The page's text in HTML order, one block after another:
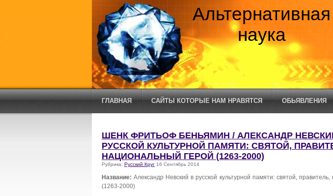
Альтернативная
наука
ГЛАВНАЯ САЙТЫ КОТОРЫЕ НАМ НРАВЯТСЯ ОБЬЯВЛЕНИЯ
ШЕНК ФРИТЬОФ БЕНЬЯМИН / АЛЕКСАНДР
РУССКОЙ КУЛЬТУРНОЙ ПАМЯТИ: СВЯТОЙ,
НАЦИОНАЛЬНЫЙ ГЕРОЙ (1263-2000)
Рубрика: Русский Круг 16 Сентябрь 2014
Название:Александр Невский в русской культурной памяти: святой,
(1263-2000)